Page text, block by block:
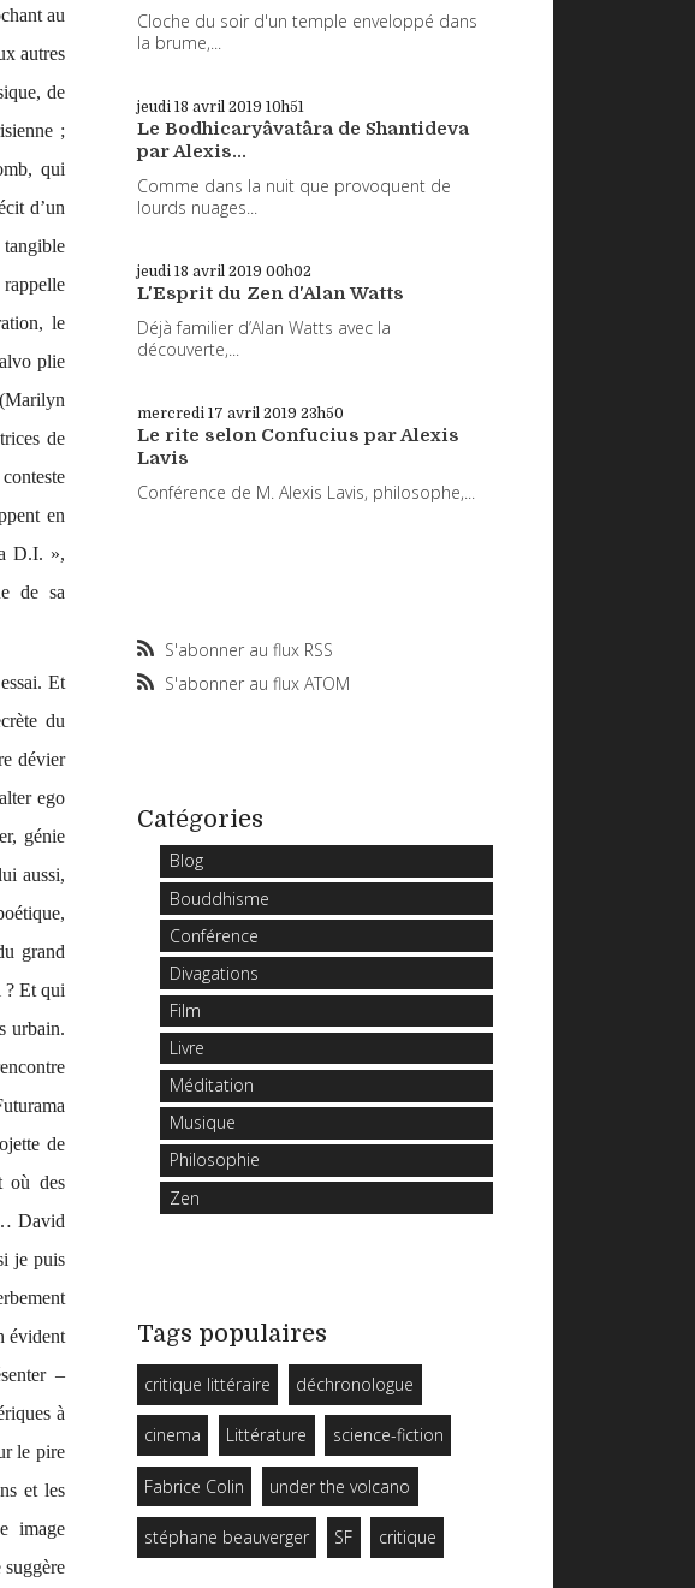
au
autres
de
;
, qui
d’un
, le
plie
de
en
D.I. »,
de sa
Et
du
dévier
alter ego
génie
aussi,
grand
? Et qui
urbain.
de
où des
David
je puis
évident
–
à
le pire
et les
image
Cloche du soir d'un temple enveloppé dans
la brume,...
jeudi 18 avril 2019 10h51
Le Bodhicaryâvatâra de Shantideva
par Alexis...
Comme dans la nuit que provoquent de
lourds nuages...
jeudi 18 avril 2019 00h02
L'Esprit du Zen d'Alan Watts
Déjà familier d’Alan Watts avec la
découverte,...
mercredi 17 avril 2019 23h50
Le rite selon Confucius par Alexis
Lavis
Conférence de M. Alexis Lavis, philosophe,...
S'abonner au flux RSS
S'abonner au flux ATOM
Catégories
Blog
Bouddhisme
Conférence
Divagations
Film
Livre
Méditation
Musique
Philosophie
Zen
Tags populaires
critique littéraire déchronologue
cinema Littérature science-fiction
Fabrice Colin under the volcano
stéphane beauverger SF critique